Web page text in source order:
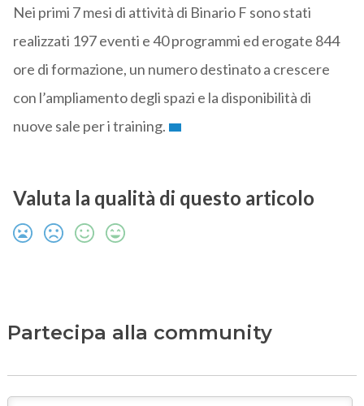
Nei primi 7 mesi di attività di Binario F sono stati
realizzati 197 eventi e 40 programmi ed erogate 844
ore di formazione, un numero destinato a crescere
con l’ampliamento degli spazi e la disponibilità di
nuove sale per i training.
Valuta la qualità di questo articolo
Partecipa alla community